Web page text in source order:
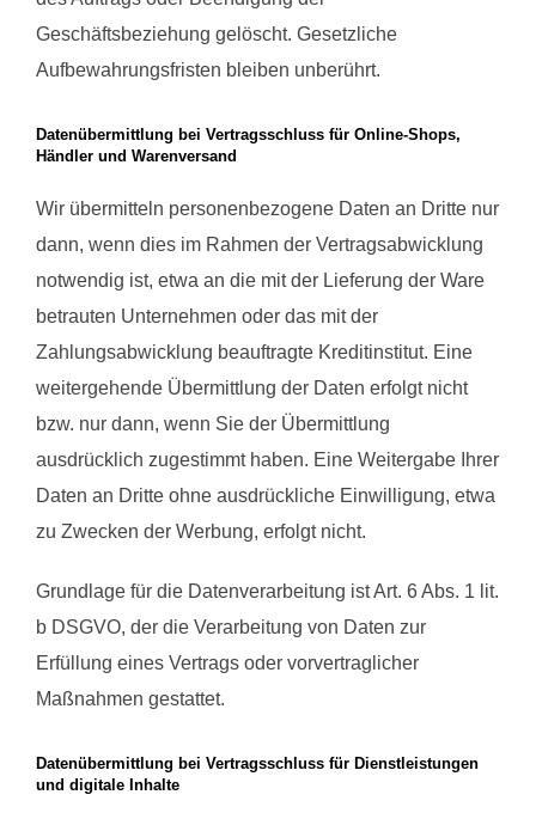
Geschäftsbeziehung gelöscht. Gesetzliche
Aufbewahrungsfristen bleiben unberührt.
Datenübermittlung bei Vertragsschluss für Online-Shops,
Händler und Warenversand
Wir übermitteln personenbezogene Daten an Dritte nur
dann, wenn dies im Rahmen der Vertragsabwicklung
notwendig ist, etwa an die mit der Lieferung der Ware
betrauten Unternehmen oder das mit der
Zahlungsabwicklung beauftragte Kreditinstitut. Eine
weitergehende Übermittlung der Daten erfolgt nicht
bzw. nur dann, wenn Sie der Übermittlung
ausdrücklich zugestimmt haben. Eine Weitergabe Ihrer
Daten an Dritte ohne ausdrückliche Einwilligung, etwa
zu Zwecken der Werbung, erfolgt nicht.
Grundlage für die Datenverarbeitung ist Art. 6 Abs. 1 lit.
b DSGVO, der die Verarbeitung von Daten zur
Erfüllung eines Vertrags oder vorvertraglicher
Maßnahmen gestattet.
Datenübermittlung bei Vertragsschluss für Dienstleistungen
und digitale Inhalte